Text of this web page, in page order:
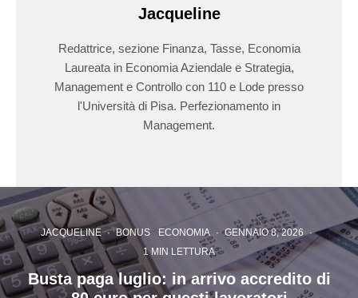
Jacqueline
Redattrice, sezione Finanza, Tasse, Economia
Laureata in Economia Aziendale e Strategia,
Management e Controllo con 110 e Lode presso
l'Università di Pisa. Perfezionamento in
Management.
JACQUELINE · BONUS ECONOMIA · GENNAIO 8, 2026 ·
1 MIN LETTURA
Busta paga luglio: in arrivo accredito di